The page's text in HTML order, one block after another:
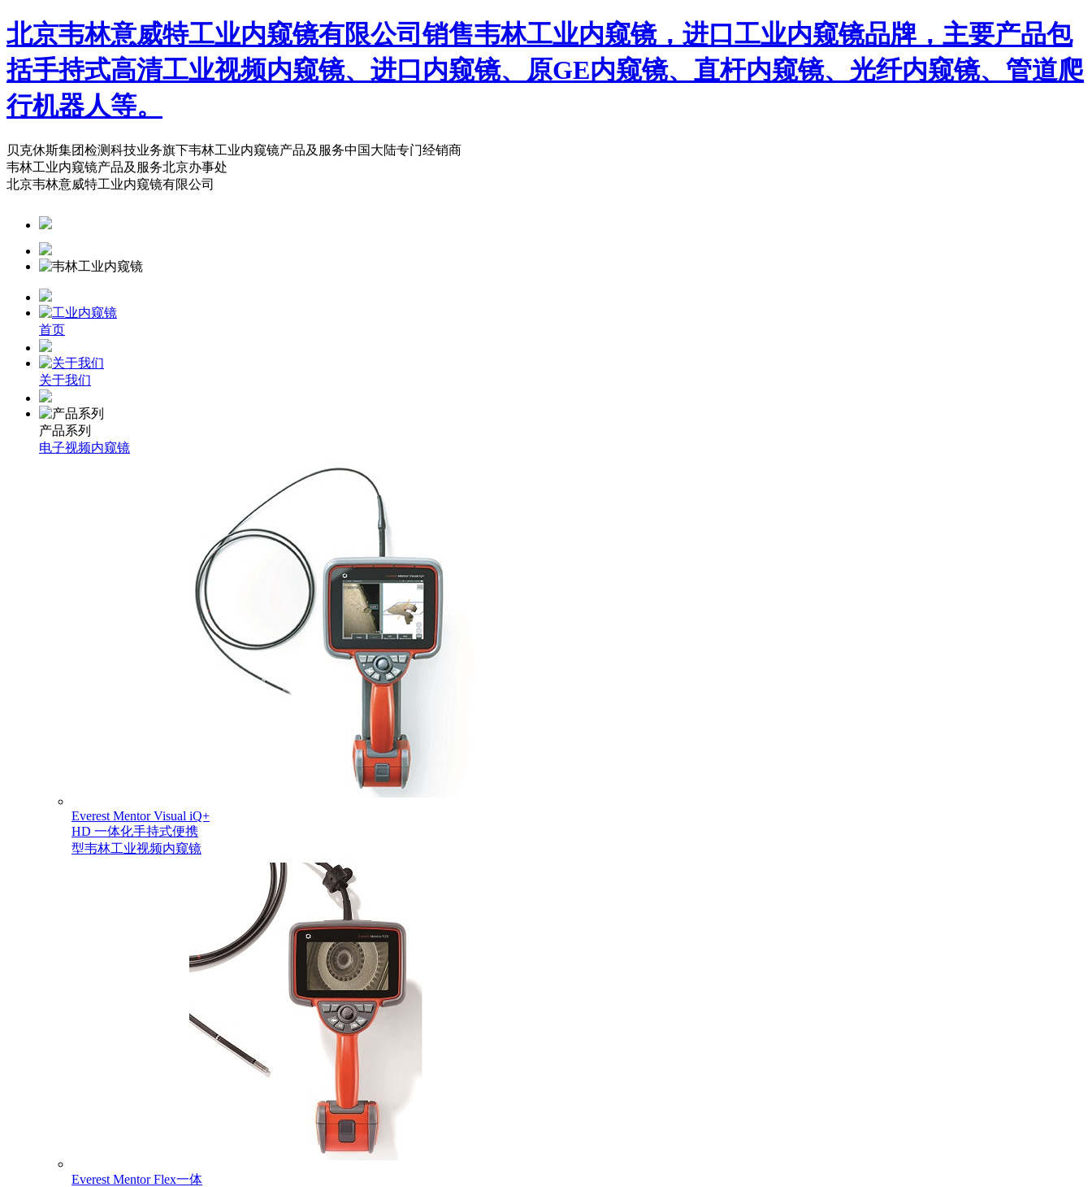
北京韦林意威特工业内窥镜有限公司销售韦林工业内窥镜，进口工业内窥镜品牌，主要产品包
括手持式高清工业视频内窥镜、进口内窥镜、原GE内窥镜、直杆内窥镜、光纤内窥镜、管道爬
行机器人等。
贝克休斯集团检测科技业务旗下韦林工业内窥镜产品及服务中国大陆专门经销商
韦林工业内窥镜产品及服务北京办事处
北京韦林意威特工业内窥镜有限公司
首页
关于我们
产品系列
电子视频内窥镜
Everest Mentor Visual iQ+
HD 一体化手持式便携
型韦林工业视频内窥镜
Everest Mentor Flex一体